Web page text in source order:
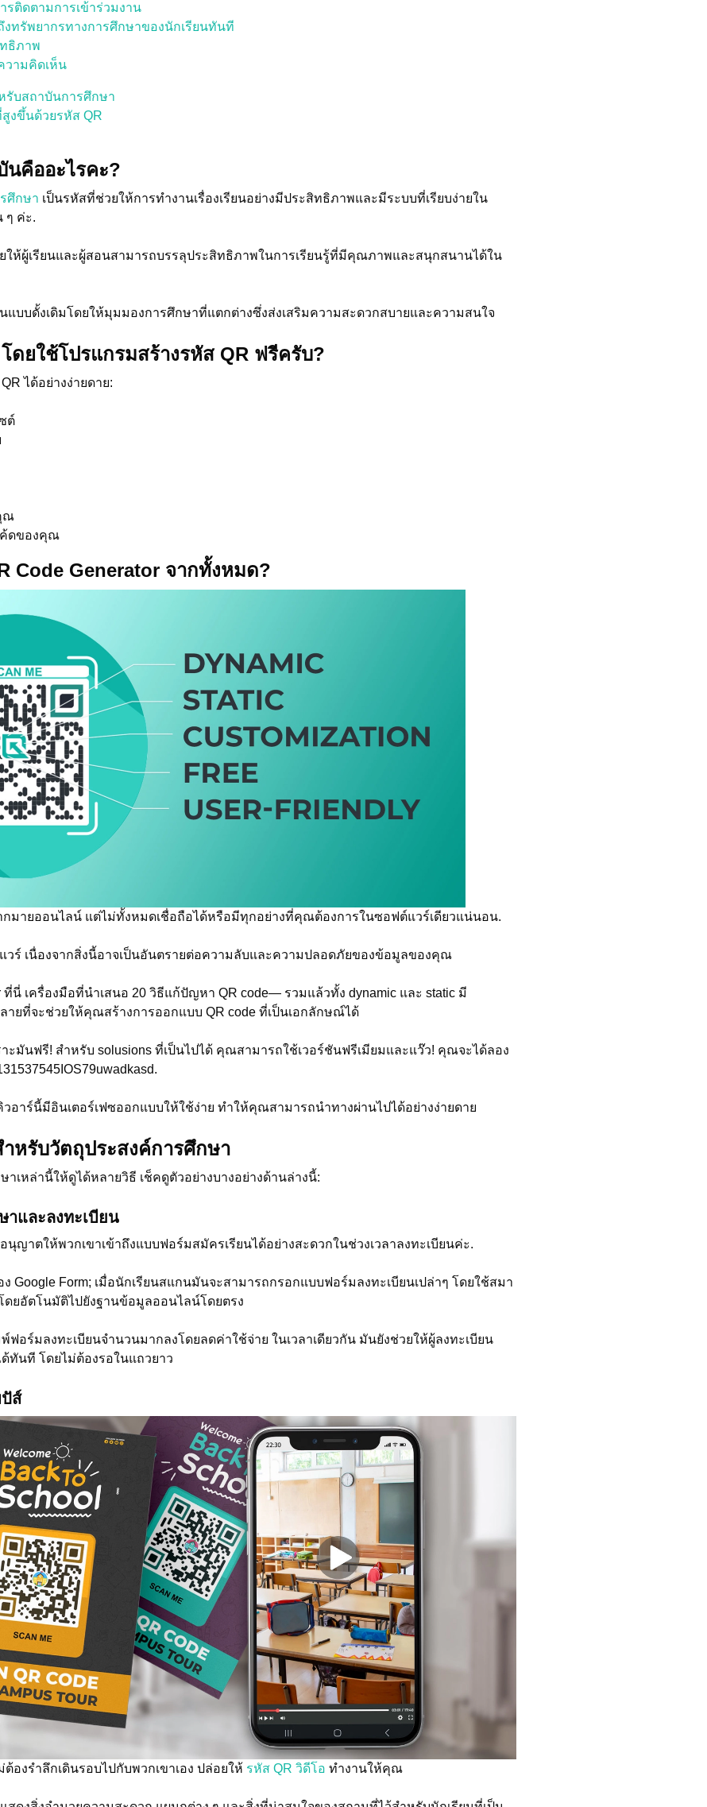
รติดตามการเข้าร่วมงาน
งทรัพยากรทางการศึกษาของนักเรียนทันที
ธิภาพ
วามคิดเห็น
รับสถาบันการศึกษา
งขึ้นด้วยรหัส QR
นคืออะไรคะ?
ศึกษา เป็นรหัสที่ช่วยให้การทำงานเรื่องเรียนอย่างมีประสิทธิภาพและมีระบบที่เรียบง่ายใน
ๆ ค่ะ.
ให้ผู้เรียนและผู้สอนสามารถบรรลุประสิทธิภาพในการเรียนรู้ที่มีคุณภาพและสนุกสนานได้ใน
บบดั้งเดิมโดยให้มุมมองการศึกษาที่แตกต่างซึ่งส่งเสริมความสะดวกสบายและความสนใจ
ดยใช้โปรแกรมสร้างรหัส QR ฟรีครับ?
ได้อย่างง่ายดาย:
ต์
ณ
ค้ดของคุณ
Code Generator จากทั้งหมด?
กมายออนไลน์ แต่ไม่ทั้งหมดเชื่อถือได้หรือมีทุกอย่างที่คุณต้องการในซอฟต์แวร์เดียวแน่นอน.
วร์ เนื่องจากสิ่งนี้อาจเป็นอันตรายต่อความลับและความปลอดภัยของข้อมูลของคุณ
ที่นี่ เครื่องมือที่นำเสนอ 20 วิธีแก้ปัญหา QR code— รวมแล้วทั้ง dynamic และ static มี
ยที่จะช่วยให้คุณสร้างการออกแบบ QR code ที่เป็นเอกลักษณ์ได้
าะมันฟรี! สำหรับ solusions ที่เป็นไปได้ คุณสามารถใช้เวอร์ชันฟรีเมียมและแว๊ว! คุณจะได้ลอง
อาร์นี้มีอินเตอร์เฟซออกแบบให้ใช้ง่าย ทำให้คุณสามารถนำทางผ่านไปได้อย่างง่ายดาย
หรับวัตถุประสงค์การศึกษา
าเหล่านี้ให้ดูได้หลายวิธี เช็คดูตัวอย่างบางอย่างด้านล่างนี้:
าและลงทะเบียน
นุญาตให้พวกเขาเข้าถึงแบบฟอร์มสมัครเรียนได้อย่างสะดวกในช่วงเวลาลงทะเบียนค่ะ.
Google Form; เมื่อนักเรียนสแกนมันจะสามารถกรอกแบบฟอร์มลงทะเบียนเปล่าๆ โดยใช้สมา
ยอัตโนมัติไปยังฐานข้อมูลออนไลน์โดยตรง
อร์มลงทะเบียนจำนวนมากลงโดยลดค่าใช้จ่าย ในเวลาเดียวกัน มันยังช่วยให้ผู้ลงทะเบียน
ทันที โดยไม่ต้องรอในแถวยาว
ส์
งรำลึกเดินรอบไปกับพวกเขาเอง ปล่อยให้ รหัส QR วิดีโอ ทำงานให้คุณ